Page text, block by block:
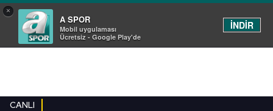
×
A SPOR
Mobil uygulaması
Ücretsiz - Google Play'de
İNDİR
CANLI